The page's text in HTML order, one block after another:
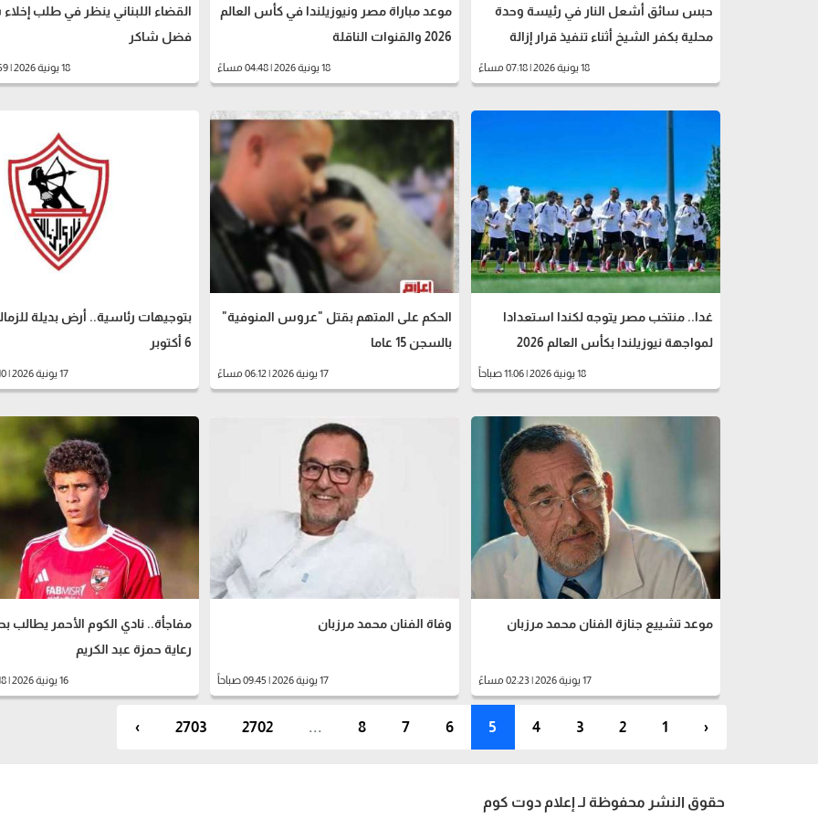
حبس سائق أشعل النار في رئيسة وحدة
محلية بكفر الشيخ أثناء تنفيذ قرار إزالة
18 يونية 2026 | 07:18 مساءً
موعد مباراة مصر ونيوزيلندا في كأس العالم
2026 والقنوات الناقلة
18 يونية 2026 | 04:48 مساءً
القضاء اللبناني ينظر في طلب
فضل شاكر
18 يونية 2026 | 02:59 مساءً
غدا.. منتخب مصر يتوجه لكندا استعدادا
لمواجهة نيوزيلندا بكأس العالم 2026
18 يونية 2026 | 11:06 صباحاً
الحكم على المتهم بقتل "عروس المنوفية"
بالسجن 15 عاما
17 يونية 2026 | 06:12 مساءً
بتوجيهات رئاسية.. أرض بديلة
6 أكتوبر
17 يونية 2026 | 05:10 مساءً
موعد تشييع جنازة الفنان محمد مرزبان
17 يونية 2026 | 02:23 مساءً
وفاة الفنان محمد مرزبان
17 يونية 2026 | 09:45 صباحاً
مفاجأة.. نادي الكوم الأحمر يطالب
رعاية حمزة عبد الكريم
16 يونية 2026 | 08:18 مساءً
‹
1
2
3
4
5
6
7
8
...
2702
2703
›
حقوق النشر محفوظة لـ إعلام دوت كوم